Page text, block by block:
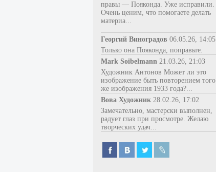
правы — Пояконда. Уже исправили.
Очень ценим, что помогаете делать
материа...
Георгий Виноградов 06.05.26, 14:05
Только она Пояконда, поправьте.
Mark Soibelmann 21.03.26, 21:03
Художник Антонов Может ли это
изображение быть повторением того
же изображения 1933 года?...
Вова Художник 28.02.26, 17:02
Замечательно, мастерски выполнен,
радует глаз при просмотре. Желаю
творческих удач...